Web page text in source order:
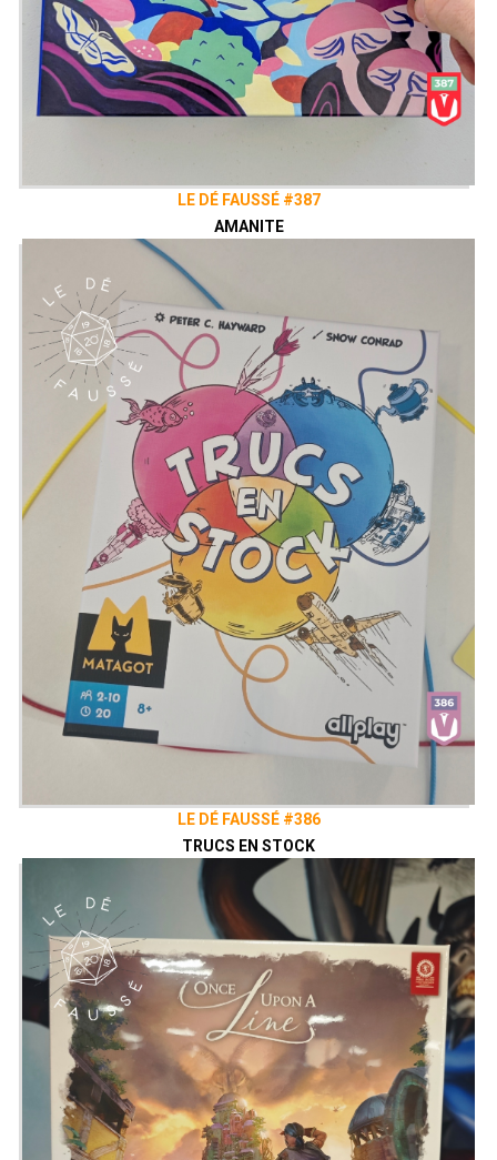
LE DÉ FAUSSÉ #387
AMANITE
LE DÉ FAUSSÉ #386
TRUCS EN STOCK